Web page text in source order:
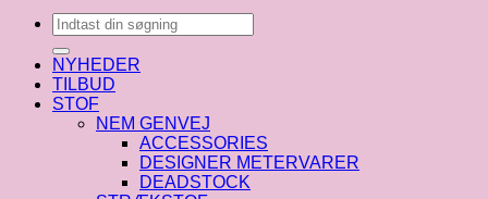
Søg
efter:
NYHEDER
TILBUD
STOF
NEM GENVEJ
ACCESSORIES
DESIGNER METERVARER
DEADSTOCK